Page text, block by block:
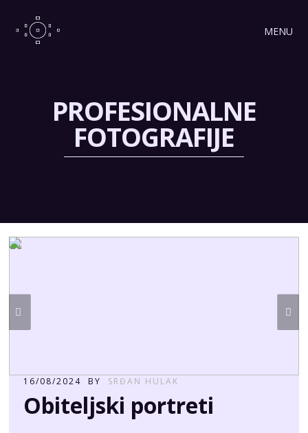
MENU
PROFESIONALNE
FOTOGRAFIJE
16/08/2024 BY SRĐAN HULAK
Obiteljski portreti